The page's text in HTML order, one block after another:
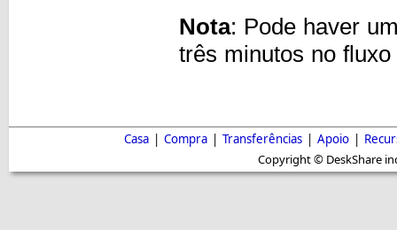
Nota: Pode haver
três minutos no
Casa | Compra | Transferências | Apoio |
Copyright © DeskShare